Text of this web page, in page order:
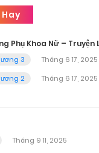
Phụ Khoa Nữ – Truyện
3
Tháng 6 17, 2025
2
Tháng 6 17, 2025
Tháng 9 11, 2025